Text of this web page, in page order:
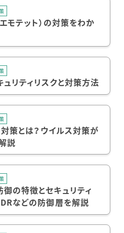
モテット）の対策をわか
リティリスクと対策方法
策とは？ウイルス対策が
説
の特徴とセキュリティ
などの防御層を解説